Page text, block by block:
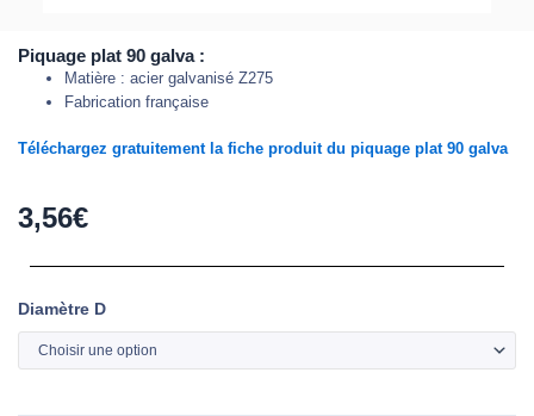
Piquage plat 90 galva :
Matière : acier galvanisé Z275
Fabrication française
Téléchargez gratuitement la fiche produit du piquage plat 90 galva
3,56€
Diamètre D
quantité
de
Piquage